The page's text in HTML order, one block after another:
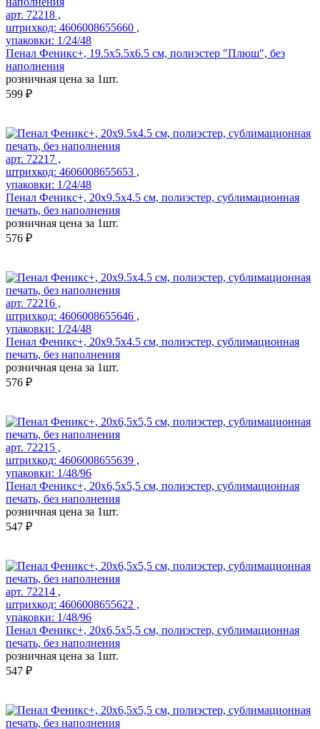
арт. 72218 ,
штрихкод: 4606008655660 ,
упаковки: 1/24/48
Пенал Феникс+, 19.5х5.5х6.5 см, полиэстер "Плюш", без
наполнения
розничная цена за 1шт.
599 ₽
арт. 72217 ,
штрихкод: 4606008655653 ,
упаковки: 1/24/48
Пенал Феникс+, 20х9.5х4.5 см, полиэстер, сублимационная
печать, без наполнения
розничная цена за 1шт.
576 ₽
арт. 72216 ,
штрихкод: 4606008655646 ,
упаковки: 1/24/48
Пенал Феникс+, 20х9.5х4.5 см, полиэстер, сублимационная
печать, без наполнения
розничная цена за 1шт.
576 ₽
арт. 72215 ,
штрихкод: 4606008655639 ,
упаковки: 1/48/96
Пенал Феникс+, 20х6,5х5,5 см, полиэстер, сублимационная
печать, без наполнения
розничная цена за 1шт.
547 ₽
арт. 72214 ,
штрихкод: 4606008655622 ,
упаковки: 1/48/96
Пенал Феникс+, 20х6,5х5,5 см, полиэстер, сублимационная
печать, без наполнения
розничная цена за 1шт.
547 ₽